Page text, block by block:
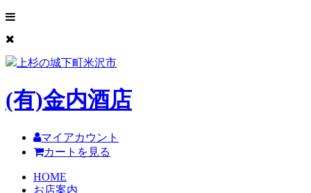
上杉の城下町米沢市
(有)金内酒店
マイアカウント
カートを見る
HOME
お店案内